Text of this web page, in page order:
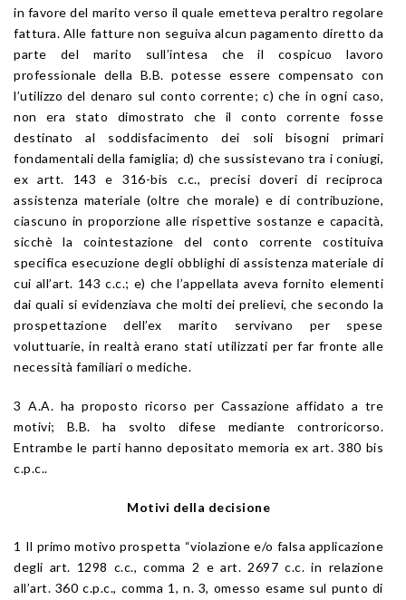
in favore del marito verso il quale emetteva peraltro regolare
fattura. Alle fatture non seguiva alcun pagamento diretto da
parte del marito sull’intesa che il cospicuo lavoro
professionale della B.B. potesse essere compensato con
l’utilizzo del denaro sul conto corrente; c) che in ogni caso,
non era stato dimostrato che il conto corrente fosse
destinato al soddisfacimento dei soli bisogni primari
fondamentali della famiglia; d) che sussistevano tra i coniugi,
ex artt. 143 e 316-bis c.c., precisi doveri di reciproca
assistenza materiale (oltre che morale) e di contribuzione,
ciascuno in proporzione alle rispettive sostanze e capacità,
sicchè la cointestazione del conto corrente costituiva
specifica esecuzione degli obblighi di assistenza materiale di
cui all’art. 143 c.c.; e) che l’appellata aveva fornito elementi
dai quali si evidenziava che molti dei prelievi, che secondo la
prospettazione dell’ex marito servivano per spese
voluttuarie, in realtà erano stati utilizzati per far fronte alle
necessità familiari o mediche.
3 A.A. ha proposto ricorso per Cassazione affidato a tre
motivi; B.B. ha svolto difese mediante controricorso.
Entrambe le parti hanno depositato memoria ex art. 380 bis
c.p.c..
Motivi della decisione
1 Il primo motivo prospetta “violazione e/o falsa applicazione
degli art. 1298 c.c., comma 2 e art. 2697 c.c. in relazione
all’art. 360 c.p.c., comma 1, n. 3, omesso esame sul punto di